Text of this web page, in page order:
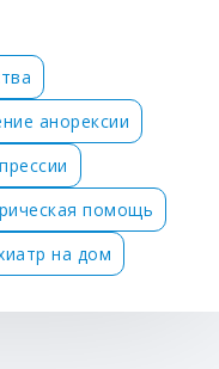
анорексии
помощь
на дом